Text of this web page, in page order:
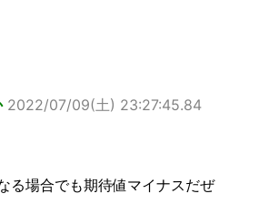
2022/07/09(土) 23:27:45.84
る場合でも期待値マイナスだぜ